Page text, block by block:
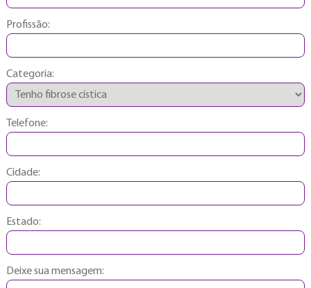
Profissão:
Categoria:
Telefone:
Cidade:
Estado:
Deixe sua mensagem: